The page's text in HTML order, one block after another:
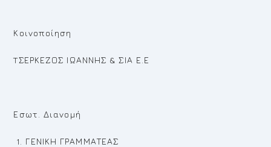
Κοινοποίηση
TΣΕΡΚΕΖΟΣ ΙΩΑΝΝΗΣ & ΣΙΑ Ε.Ε
Εσωτ. Διανομή
ΓΕΝΙΚΗ ΓΡΑΜΜΑΤΕΑΣ